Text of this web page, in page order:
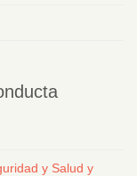
y Salud y